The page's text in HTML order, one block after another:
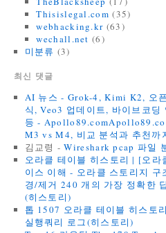
Thisislegal.com (35)
webhacking.kr (63)
wechall.net (6)
미분류 (3)
최신 댓글
AI 뉴스 - Grok-4, Kimi K2, 오
식, Veo3 업데이트, 바이브코
등 -
M3 vs M4, 비교 분석과 추천까
김교령 -Wireshark pcap 파일
오라클 테이블 히스토리 | [오
이스 이해 - 오라클 스토리지 구
경/제거 240 개의 가장 정확한
(히스토리)
톱 1507 오라클 테이블 히스토
실행쿼리 로그(히스토리)